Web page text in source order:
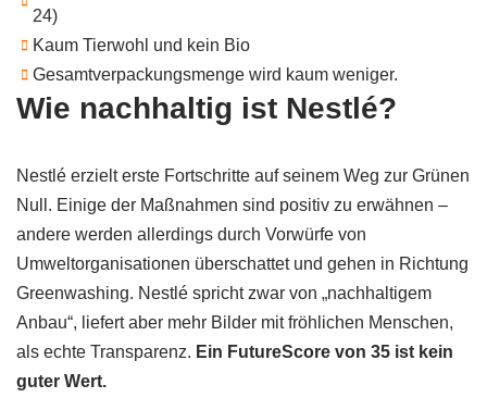
24)
Kaum Tierwohl und kein Bio
Gesamtverpackungsmenge wird kaum weniger.
Wie nachhaltig ist Nestlé?
Nestlé erzielt erste Fortschritte auf seinem Weg zur Grünen
Null. Einige der Maßnahmen sind positiv zu erwähnen –
andere werden allerdings durch Vorwürfe von
Umweltorganisationen überschattet und gehen in Richtung
Greenwashing. Nestlé spricht zwar von „nachhaltigem
Anbau“, liefert aber mehr Bilder mit fröhlichen Menschen,
als echte Transparenz. Ein FutureScore von 35 ist kein
guter Wert.